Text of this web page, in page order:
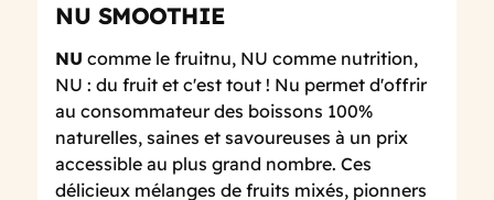
NU SMOOTHIE
NU comme le fruitnu, NU comme nutrition,
NU : du fruit et c'est tout ! Nu permet d'offrir
au consommateur des boissons 100%
naturelles, saines et savoureuses à un prix
accessible au plus grand nombre. Ces
délicieux mélanges de fruits mixés, pionners